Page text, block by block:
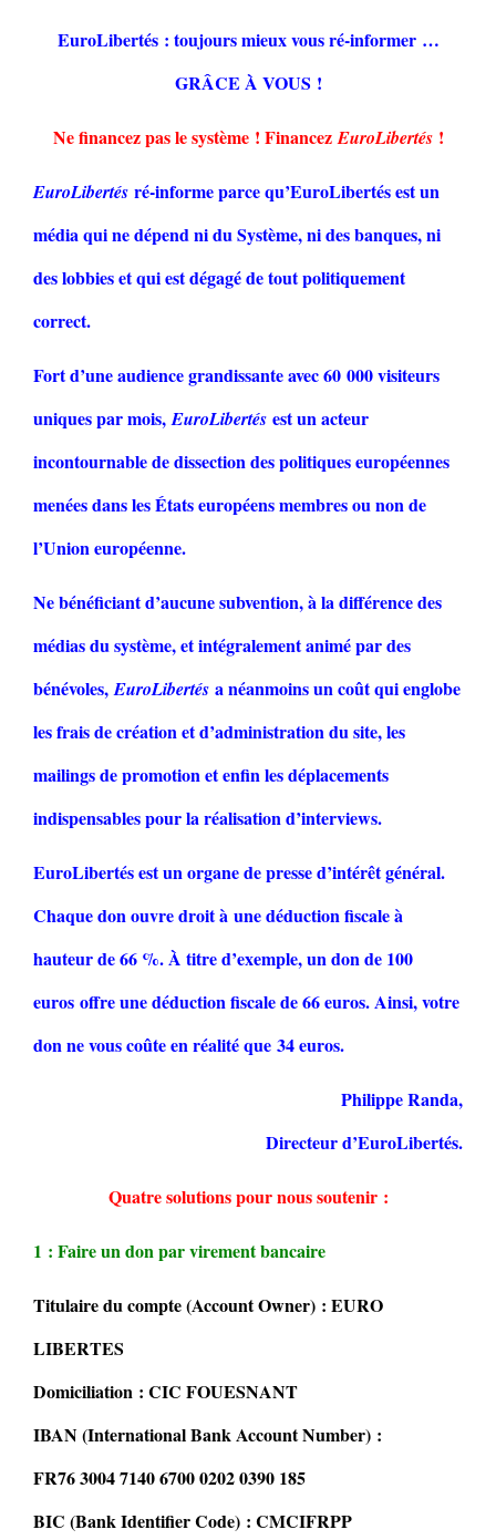
EuroLibertés : toujours mieux vous ré-informer …
GRÂCE À VOUS !
Ne financez pas le système ! Financez EuroLibertés !
EuroLibertés ré-informe parce qu’EuroLibertés est un
média qui ne dépend ni du Système, ni des banques, ni
des lobbies et qui est dégagé de tout politiquement
correct.
Fort d’une audience grandissante avec 60 000 visiteurs
uniques par mois, EuroLibertés est un acteur
incontournable de dissection des politiques européennes
menées dans les États européens membres ou non de
l’Union européenne.
Ne bénéficiant d’aucune subvention, à la différence des
médias du système, et intégralement animé par des
bénévoles, EuroLibertés a néanmoins un coût qui englobe
les frais de création et d’administration du site, les
mailings de promotion et enfin les déplacements
indispensables pour la réalisation d’interviews.
EuroLibertés est un organe de presse d’intérêt général.
Chaque don ouvre droit à une déduction fiscale à
hauteur de 66 %. À titre d’exemple, un don de 100
euros offre une déduction fiscale de 66 euros. Ainsi, votre
don ne vous coûte en réalité que 34 euros.
Philippe Randa,
Directeur d’EuroLibertés.
Quatre solutions pour nous soutenir :
1 : Faire un don par virement bancaire
Titulaire du compte (Account Owner) : EURO
LIBERTES
Domiciliation : CIC FOUESNANT
IBAN (International Bank Account Number) :
FR76 3004 7140 6700 0202 0390 185
BIC (Bank Identifier Code) : CMCIFRPP